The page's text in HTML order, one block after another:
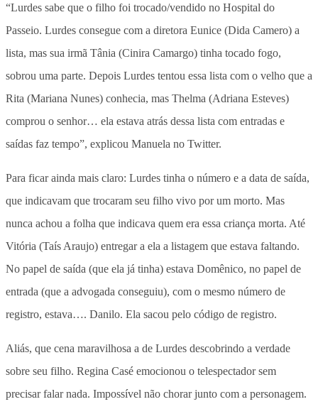
“Lurdes sabe que o filho foi trocado/vendido no Hospital do
Passeio. Lurdes consegue com a diretora Eunice (Dida Camero) a
lista, mas sua irmã Tânia (Cinira Camargo) tinha tocado fogo,
sobrou uma parte. Depois Lurdes tentou essa lista com o velho que a
Rita (Mariana Nunes) conhecia, mas Thelma (Adriana Esteves)
comprou o senhor… ela estava atrás dessa lista com entradas e
saídas faz tempo”, explicou Manuela no Twitter.
Para ficar ainda mais claro: Lurdes tinha o número e a data de saída,
que indicavam que trocaram seu filho vivo por um morto. Mas
nunca achou a folha que indicava quem era essa criança morta. Até
Vitória (Taís Araujo) entregar a ela a listagem que estava faltando.
No papel de saída (que ela já tinha) estava Domênico, no papel de
entrada (que a advogada conseguiu), com o mesmo número de
registro, estava…. Danilo. Ela sacou pelo código de registro.
Aliás, que cena maravilhosa a de Lurdes descobrindo a verdade
sobre seu filho. Regina Casé emocionou o telespectador sem
precisar falar nada. Impossível não chorar junto com a personagem.